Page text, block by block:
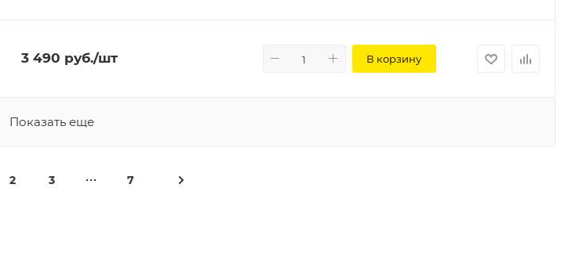
3 490 руб./шт В корзину
Показать еще
2 3 7